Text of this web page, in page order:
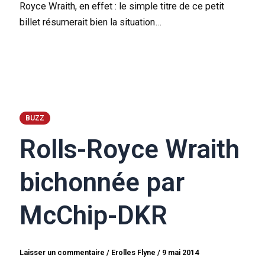
Royce Wraith, en effet : le simple titre de ce petit
billet résumerait bien la situation…
BUZZ
Rolls-Royce Wraith
bichonnée par
McChip-DKR
Laisser un commentaire / Erolles Flyne/ 9 mai 2014